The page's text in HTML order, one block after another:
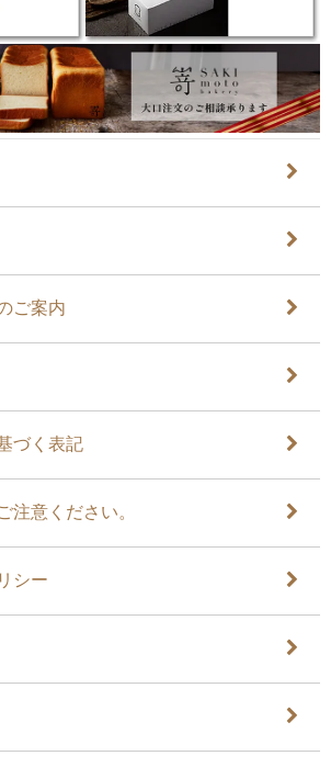
ご案内
づく表記
注意ください。
シー